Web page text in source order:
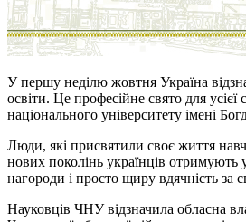
У першу неділю жовтня Україна
освіти. Це професійне свято для усієї
національного університету імені
Люди, які присвятили своє життя
нових поколінь українців отримують
нагороди і просто щиру вдячність за
Науковців ЧНУ відзначила обласна